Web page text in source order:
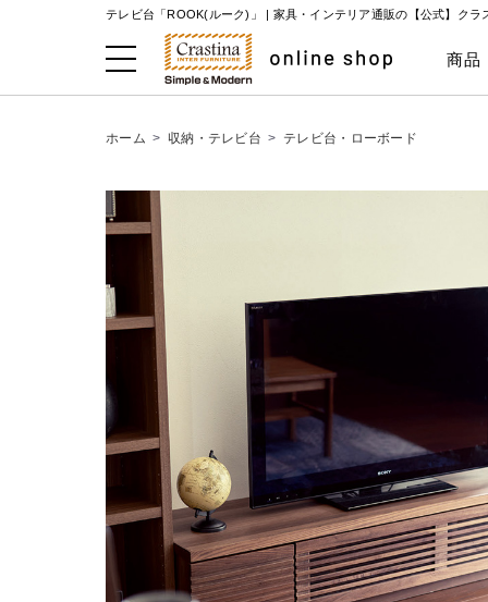
テレビ台「ROOK(ルーク)」 | 家具・インテリア通販の【公式】クラ
商品
ホーム > 収納・テレビ台 > テレビ台・ローボード